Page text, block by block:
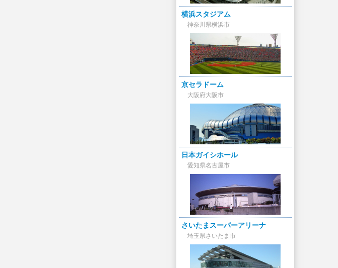
横浜スタジアム
神奈川県横浜市
京セラドーム
大阪府大阪市
日本ガイシホール
愛知県名古屋市
さいたまスーパーアリーナ
埼玉県さいたま市